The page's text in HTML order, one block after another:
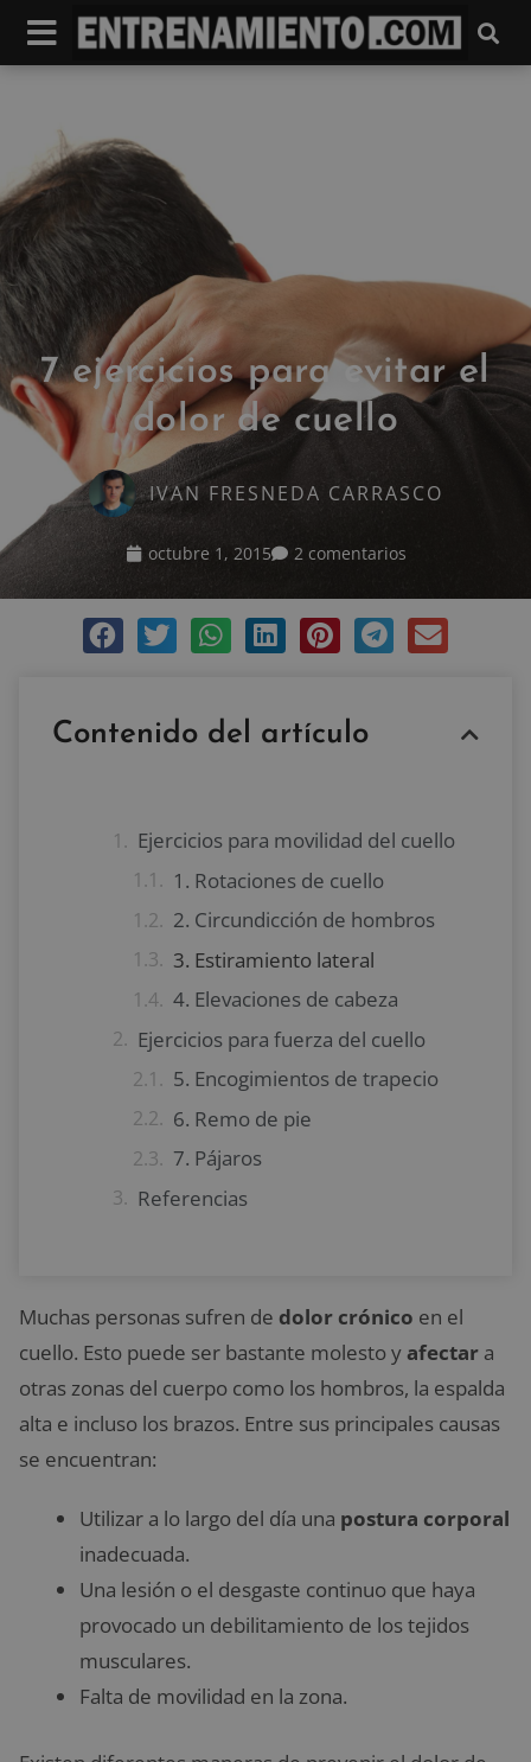
7 ejercicios para evitar el
dolor de cuello
IVAN FRESNEDA CARRASCO
octubre 1, 2015 2 comentarios
Contenido del artículo
Ejercicios para movilidad del cuello
1. Rotaciones de cuello
2. Circundicción de hombros
3. Estiramiento lateral
4. Elevaciones de cabeza
Ejercicios para fuerza del cuello
5. Encogimientos de trapecio
6. Remo de pie
7. Pájaros
Referencias
Muchas personas sufren de dolor crónico en el
cuello. Esto puede ser bastante molesto y afectar a
otras zonas del cuerpo como los hombros, la espalda
alta e incluso los brazos. Entre sus principales causas
se encuentran:
Utilizar a lo largo del día una postura corporal
inadecuada.
Una lesión o el desgaste continuo que haya
provocado un debilitamiento de los tejidos
musculares.
Falta de movilidad en la zona.